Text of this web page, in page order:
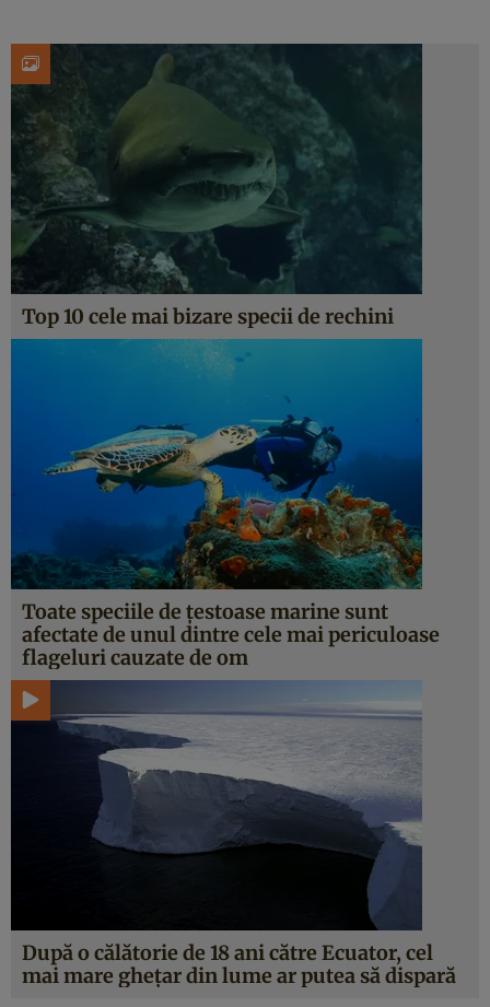
Top 10 cele mai bizare specii de rechini
Toate speciile de ţestoase marine sunt
afectate de unul dintre cele mai periculoase
flageluri cauzate de om
După o călătorie de 18 ani către Ecuator, cel
mai mare gheţar din lume ar putea să dispară